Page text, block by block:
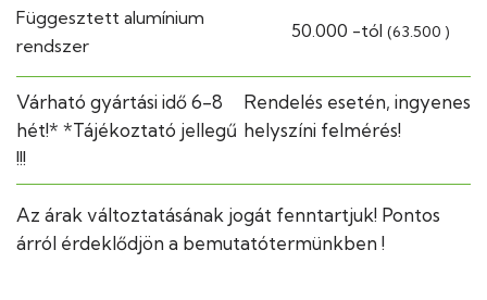
Függesztett alumínium
rendszer
50.000 -tól (63.500 )
Várható gyártási idő 6-8
hét!* *Tájékoztató jellegű
!!!
Rendelés esetén, ingyenes
helyszíni felmérés!
Az árak változtatásának jogát fenntartjuk! Pontos
árról érdeklődjön a bemutatótermünkben !